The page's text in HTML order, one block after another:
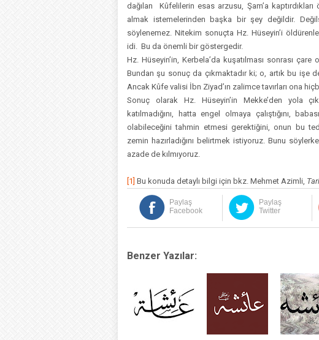
dağılan Kûfelilerin esas arzusu, Şam’a
almak istemelerinden başka bir şey değildir.
söylenemez. Nitekim sonuçta Hz. Hüseyin’i
idi. Bu da önemli bir göstergedir.
Hz. Hüseyin’in, Kerbela’da kuşatılması sonrası
Bundan şu sonuç da çıkmaktadır ki; o, artık bu işe
Ancak Kûfe valisi İbn Ziyad’ın zalimce tavırları ona
Sonuç olarak Hz. Hüseyin’in Mekke’den yola
katılmadığını, hatta engel olmaya çalıştığını,
olabileceğini tahmin etmesi gerektiğini, onun bu
zemin hazırladığını belirtmek istiyoruz. Bunu
azade de kılmıyoruz.
[1] Bu konuda detaylı bilgi için bkz. Mehmet Azimli,
Paylaş
Facebook
Paylaş
Twitter
Benzer Yazılar: